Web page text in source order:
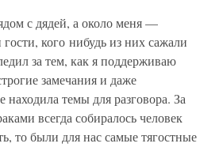
с дядей, а около меня —
кого нибудь из них сажали
за тем, как я поддерживаю
замечания и даже
находила темы для разговора. За
всегда собиралось человек
то были для нас самые тягостные